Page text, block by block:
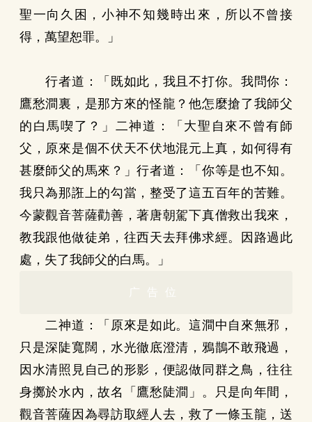
聖一向久困，小神不知幾時出來，所以不曾接
得，萬望恕罪。」
行者道：「既如此，我且不打你。我問你：
鷹愁澗裏，是那方來的怪龍？他怎麼搶了我師父
的白馬喫了？」二神道：「大聖自來不曾有師
父，原來是個不伏天不伏地混元上真，如何得有
甚麼師父的馬來？」行者道：「你等是也不知。
我只為那誑上的勾當，整受了這五百年的苦難。
今蒙觀音菩薩勸善，著唐朝駕下真僧救出我來，
教我跟他做徒弟，往西天去拜佛求經。因路過此
處，失了我師父的白馬。」
广告位
二神道：「原來是如此。這澗中自來無邪，
只是深陡寬闊，水光徹底澄清，鴉鵲不敢飛過，
因水清照見自己的形影，便認做同群之鳥，往往
身擲於水內，故名「鷹愁陡澗」。只是向年間，
觀音菩薩因為尋訪取經人去，救了一條玉龍，送